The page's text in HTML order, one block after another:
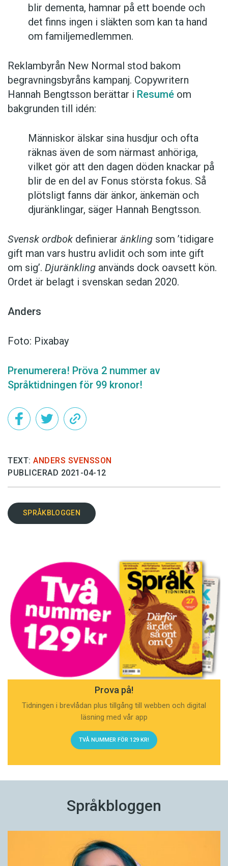
blir dementa, hamnar på ett boende och
det finns ingen i släkten som kan ta hand
om familjemedlemmen.
Reklambyrån New Normal stod bakom
begravningsbyråns kampanj. Copywritern
Hannah Bengtsson berättar i Resumé om
bakgrunden till idén:
Människor älskar sina husdjur och ofta
räknas även de som närmast anhöriga,
vilket gör att den dagen döden knackar på
blir de en del av Fonus största fokus. Så
plötsligt fanns där änkor, änkemän och
djuränklingar, säger Hannah Bengtsson.
Svensk ordbok definierar änkling som ’tidigare
gift man vars hustru av­lidit och som inte gift
om sig’. Djuränkling används dock oavsett kön.
Ordet är belagt i svenskan sedan 2020.
Anders
Foto: Pixabay
Prenumerera! Pröva 2 nummer av
Språktidningen för 99 kronor!
TEXT: ANDERS SVENSSON
PUBLICERAD 2021-04-12
SPRÅKBLOGGEN
Prova på!
Tidningen i brevlådan plus tillgång till webben och digital
läsning med vår app
TVÅ NUMMER FÖR 129 KR!
Språkbloggen